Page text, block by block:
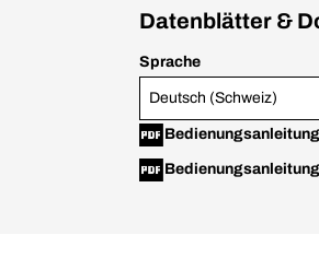
Datenblätter &
Sprache
Deutsch (Schweiz)
Bedienungsanleitung
Bedienungsanleitung